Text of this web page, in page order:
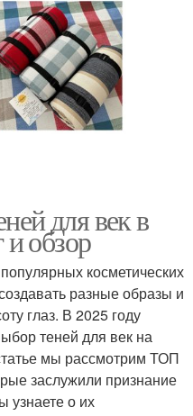
для век в
и обзор
косметических
разные образы и
глаз. В 2025 году
теней для век на
мы рассмотрим ТОП
заслужили признание
узнаете о их